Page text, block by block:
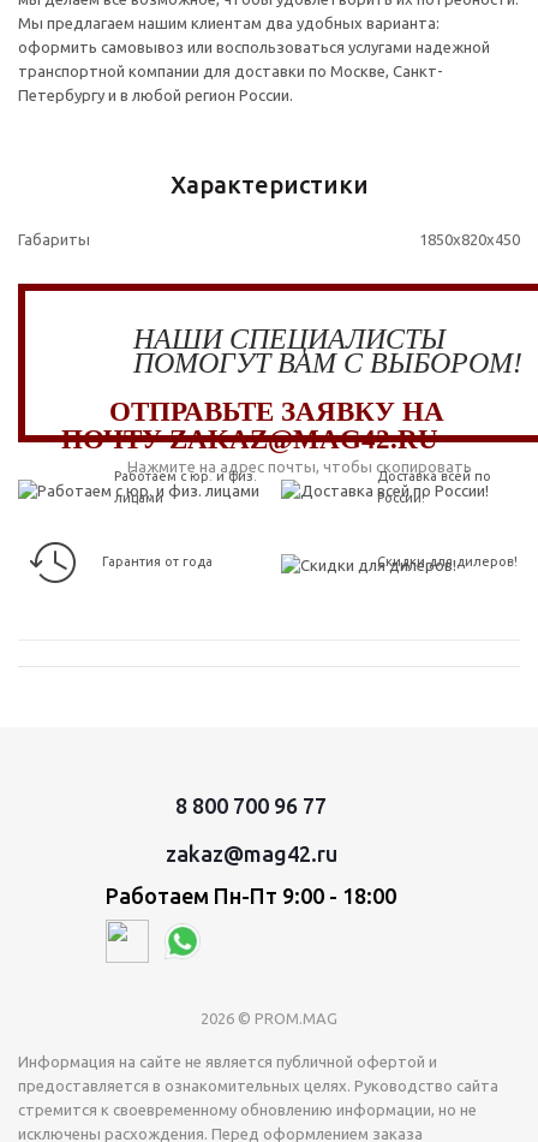
Мы предлагаем нашим клиентам два удобных варианта:
оформить самовывоз или воспользоваться услугами надежной
транспортной компании для доставки по Москве, Санкт-
Петербургу и в любой регион России.
Характеристики
Габариты 1850x820x450
НАШИ СПЕЦИАЛИСТЫ
ПОМОГУТ ВАМ С ВЫБОРОМ!
ОТПРАВЬТЕ ЗАЯВКУ НА
ПОЧТУ ZAKAZ@MAG42.RU
Нажмите на адрес почты, чтобы скопировать
Работаем с юр. и физ.
лицами
Доставка всей по
России!
Гарантия от года Скидки для дилеров!
8 800 700 96 77
zakaz@mag42.ru
Работаем Пн-Пт 9:00 - 18:00
2026 © PROM.MAG
Информация на сайте не является публичной офертой и
предоставляется в ознакомительных целях. Руководство сайта
стремится к своевременному обновлению информации, но не
исключены расхождения. Перед оформлением заказа